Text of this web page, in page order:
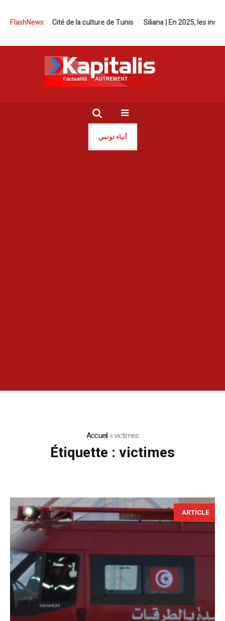
FlashNews:
Cité de la culture de Tunis Siliana | En 2025, les incendies ont
أنباء تونس
Accueil »victimes
Étiquette : victimes
ARTICLE